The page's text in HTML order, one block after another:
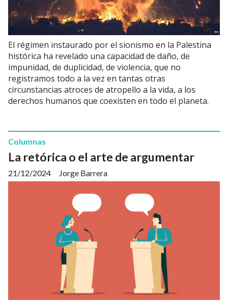
El régimen instaurado por el sionismo en la Palestina
histórica ha revelado una capacidad de daño, de
impunidad, de duplicidad, de violencia, que no
registramos todo a la vez en tantas otras
circunstancias atroces de atropello a la vida, a los
derechos humanos que coexisten en todo el planeta.
La retórica o el arte de argumentar
Jorge Barrera
Columnas
21/12/2024